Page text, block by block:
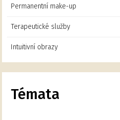
Permanentní make-up
Terapeutické služby
Intuitivní obrazy
Témata